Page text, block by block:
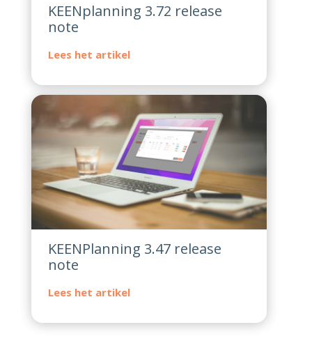
KEENplanning 3.72 release
note
KEENPlanning 3.47 release
note